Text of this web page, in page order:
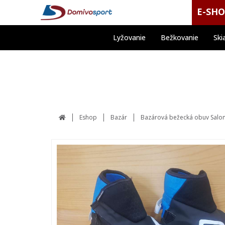
E-
Lyžovanie Bežkovanie
Eshop Bazár Bazárová bežecká obuv